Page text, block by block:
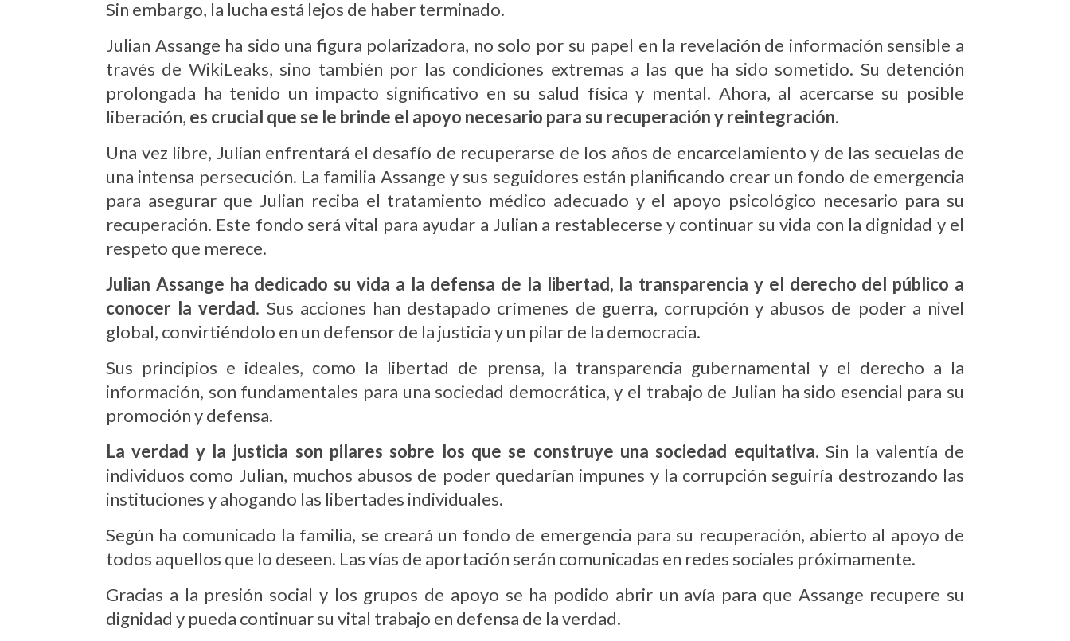
Sin embargo, la lucha está lejos de haber terminado.
Julian Assange ha sido una figura polarizadora, no solo por su papel en la revelación de información sensible a
través de WikiLeaks, sino también por las condiciones extremas a las que ha sido sometido. Su detención
prolongada ha tenido un impacto significativo en su salud física y mental. Ahora, al acercarse su posible
liberación, es crucial que se le brinde el apoyo necesario para su recuperación y reintegración.
Una vez libre, Julian enfrentará el desafío de recuperarse de los años de encarcelamiento y de las secuelas de
una intensa persecución. La familia Assange y sus seguidores están planificando crear un fondo de emergencia
para asegurar que Julian reciba el tratamiento médico adecuado y el apoyo psicológico necesario para su
recuperación. Este fondo será vital para ayudar a Julian a restablecerse y continuar su vida con la dignidad y el
respeto que merece.
Julian Assange ha dedicado su vida a la defensa de la libertad, la transparencia y el derecho del público a
conocer la verdad. Sus acciones han destapado crímenes de guerra, corrupción y abusos de poder a nivel
global, convirtiéndolo en un defensor de la justicia y un pilar de la democracia.
Sus principios e ideales, como la libertad de prensa, la transparencia gubernamental y el derecho a la
información, son fundamentales para una sociedad democrática, y el trabajo de Julian ha sido esencial para su
promoción y defensa.
La verdad y la justicia son pilares sobre los que se construye una sociedad equitativa. Sin la valentía de
individuos como Julian, muchos abusos de poder quedarían impunes y la corrupción seguiría destrozando las
instituciones y ahogando las libertades individuales.
Según ha comunicado la familia, se creará un fondo de emergencia para su recuperación, abierto al apoyo de
todos aquellos que lo deseen. Las vías de aportación serán comunicadas en redes sociales próximamente.
Gracias a la presión social y los grupos de apoyo se ha podido abrir un avía para que Assange recupere su
dignidad y pueda continuar su vital trabajo en defensa de la verdad.